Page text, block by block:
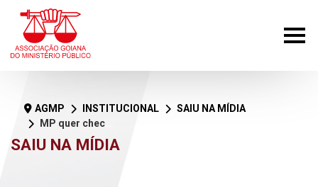
SAIU NA MÍDIA
AGMP INSTITUCIONAL
SAIU NA MÍDIA
MP quer checar condições da base dos clubes